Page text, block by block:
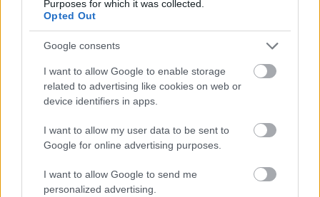
Purposes for which it was collected.
Opted Out
Google consents
I want to allow Google to enable storage
related to advertising like cookies on web or
device identifiers in apps.
I want to allow my user data to be sent to
Google for online advertising purposes.
I want to allow Google to send me
personalized advertising.
Calendario Hebreo 2025
hebreos estamos viviendo en el año 5786
Año Nuevo
Judío, conocido como Rosh Hashaná, es una de las festividades
más significativas del calendario hebreo, celebrada en otoño con
oraciones, cenas familiares y el sonido del shofar, un cuerno
tradicional. Calendario luni-solar. Los judíos empiezan la cuenta en
la fecha en que empezó el mundo (según su interpretación del
Antiguo Testamento).
Se basa en los ciclos de la luna más que del sol, dependiendo de si el
año es bisiesto o no puede tener 12 o 13 meses (pueden llegar a